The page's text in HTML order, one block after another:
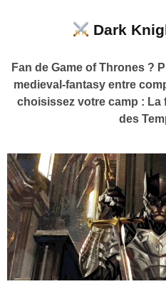
Dark
Fan de Game of Thrones ?
medieval-fantasy entre
choisissez votre camp : La
des